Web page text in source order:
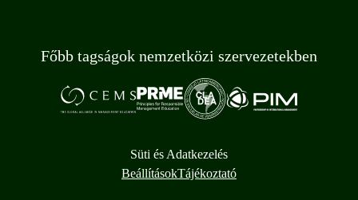
Főbb tagságok nemzetközi szervezetekben
Süti és Adatkezelés
BeállításokTájékoztató